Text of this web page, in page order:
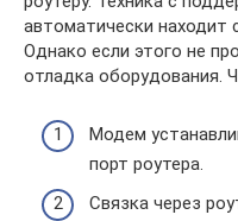
автоматически находит
Однако если этого не
отладка оборудования.
Модем
порт роутера.
Связка через